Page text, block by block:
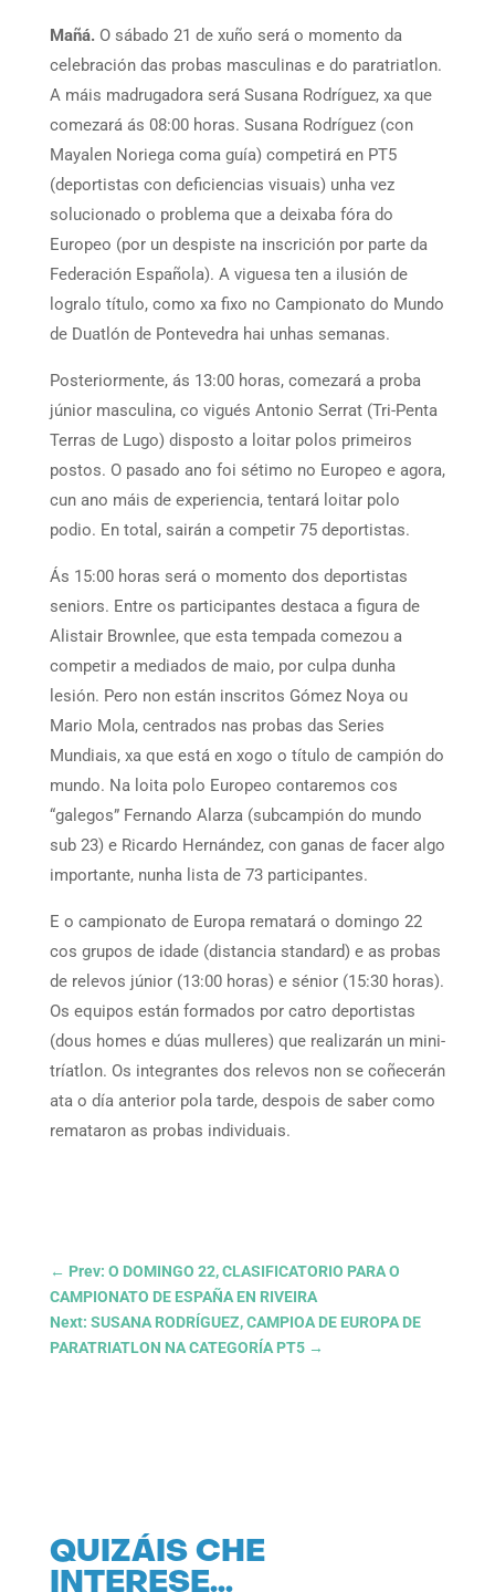
Mañá.O sábado 21 de xuño será o momento da
celebración das probas masculinas e do paratriatlon.
A máis madrugadora será Susana Rodríguez, xa que
comezará ás 08:00 horas. Susana Rodríguez (con
Mayalen Noriega coma guía) competirá en PT5
(deportistas con deficiencias visuais) unha vez
solucionado o problema que a deixaba fóra do
Europeo (por un despiste na inscrición por parte da
Federación Española). A viguesa ten a ilusión de
logralo título, como xa fixo no Campionato do Mundo
de Duatlón de Pontevedra hai unhas semanas.
Posteriormente, ás 13:00 horas, comezará a proba
júnior masculina, co vigués Antonio Serrat (Tri-Penta
Terras de Lugo) disposto a loitar polos primeiros
postos. O pasado ano foi sétimo no Europeo e agora,
cun ano máis de experiencia, tentará loitar polo
podio. En total, sairán a competir 75 deportistas.
Ás 15:00 horas será o momento dos deportistas
seniors. Entre os participantes destaca a figura de
Alistair Brownlee, que esta tempada comezou a
competir a mediados de maio, por culpa dunha
lesión. Pero non están inscritos Gómez Noya ou
Mario Mola, centrados nas probas das Series
Mundiais, xa que está en xogo o título de campión do
mundo. Na loita polo Europeo contaremos cos
“galegos” Fernando Alarza (subcampión do mundo
sub 23) e Ricardo Hernández, con ganas de facer algo
importante, nunha lista de 73 participantes.
E o campionato de Europa rematará o domingo 22
cos grupos de idade (distancia standard) e as probas
de relevos júnior (13:00 horas) e sénior (15:30 horas).
Os equipos están formados por catro deportistas
(dous homes e dúas mulleres) que realizarán un mini-
tríatlon. Os integrantes dos relevos non se coñecerán
ata o día anterior pola tarde, despois de saber como
remataron as probas individuais.
← Prev: O DOMINGO 22, CLASIFICATORIO PARA O
CAMPIONATO DE ESPAÑA EN RIVEIRA
Next: SUSANA RODRÍGUEZ, CAMPIOA DE EUROPA DE
PARATRIATLON NA CATEGORÍA PT5→
QUIZÁIS CHE
INTERESE…